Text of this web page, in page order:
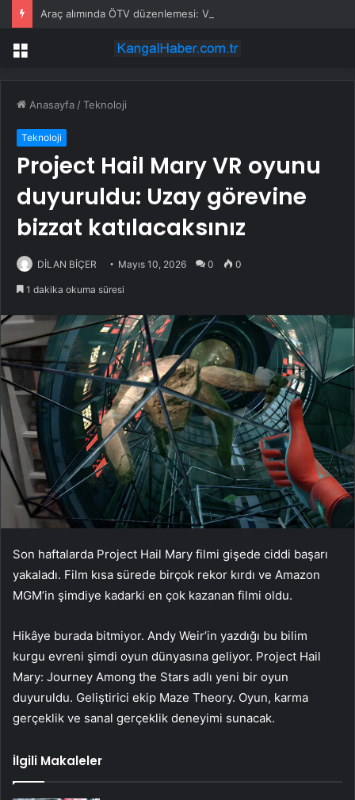
Menü
Anasayfa /Teknoloji
Teknoloji
Project Hail Mary VR oyunu
duyuruldu: Uzay görevine
bizzat katılacaksınız
DİLAN BİÇER Mayıs 10, 2026 0 0
1 dakika okuma süresi
Son haftalarda Project Hail Mary filmi gişede ciddi başarı
yakaladı. Film kısa sürede birçok rekor kırdı ve Amazon
MGM’in şimdiye kadarki en çok kazanan filmi oldu.
Hikâye burada bitmiyor. Andy Weir’in yazdığı bu bilim
kurgu evreni şimdi oyun dünyasına geliyor. Project Hail
Mary: Journey Among the Stars adlı yeni bir oyun
duyuruldu. Geliştirici ekip Maze Theory. Oyun, karma
gerçeklik ve sanal gerçeklik deneyimi sunacak.
İlgili Makaleler